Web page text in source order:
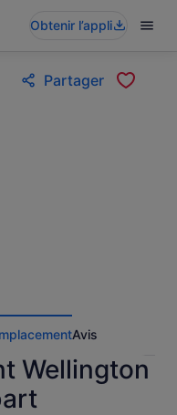
Obtenir l’appli
Partager
Avis
Wellington